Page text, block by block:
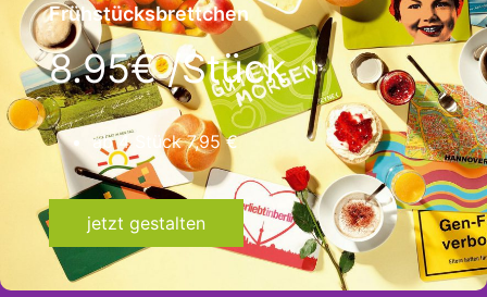
Frühstücksbrettchen
8.95€ /Stück
ab 4 Stück 7,95 €
jetzt gestalten